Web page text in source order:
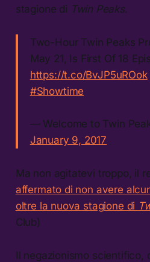
stagione di Twin Peaks.
Two-Hour Twin Peaks
May 21, Is First Of 18
https://t.co/BvJP5uROok
#Showtime
— Welcome to Twin
January 9, 2017
Ma non agitatevi troppo, il
affermato di non avere
oltre la nuova stagione di
Club)
Il negazionismo scientifico,